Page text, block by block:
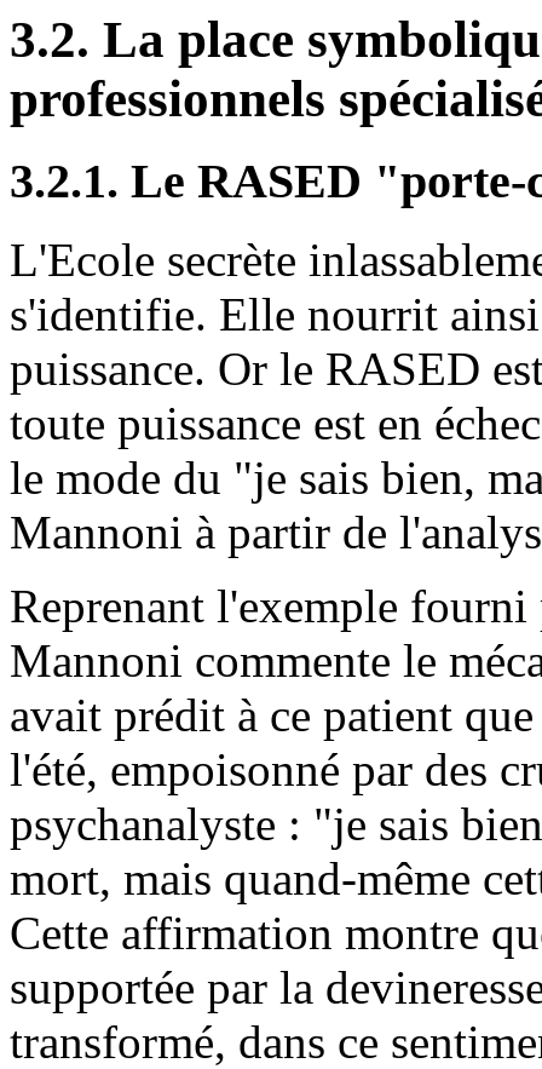
3.2. La place
professionnels
3.2.1. Le RASED
L'Ecole secrète
s'identifie. Elle nourrit
puissance. Or le RASED
toute puissance est en
le mode du "je sais bien,
Mannoni à partir de
Reprenant l'exemple
Mannoni commente le
avait prédit à ce patient
l'été, empoisonné par des
psychanalyste : "je sais
mort, mais quand-même
Cette affirmation montre
supportée par la
transformé, dans ce